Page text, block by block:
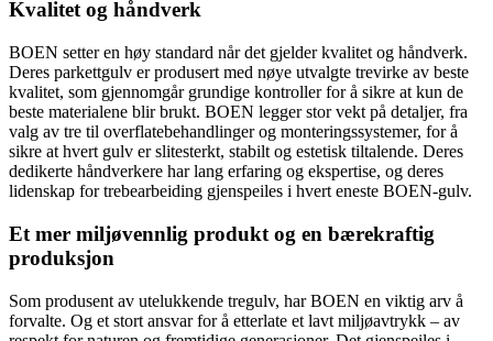
Kvalitet og håndverk
BOEN setter en høy standard når det gjelder kvalitet og håndverk.
Deres parkettgulv er produsert med nøye utvalgte trevirke av beste
kvalitet, som gjennomgår grundige kontroller for å sikre at kun de
beste materialene blir brukt. BOEN legger stor vekt på detaljer, fra
valg av tre til overflatebehandlinger og monteringssystemer, for å
sikre at hvert gulv er slitesterkt, stabilt og estetisk tiltalende. Deres
dedikerte håndverkere har lang erfaring og ekspertise, og deres
lidenskap for trebearbeiding gjenspeiles i hvert eneste BOEN-gulv.
Et mer miljøvennlig produkt og en bærekraftig
produksjon
Som produsent av utelukkende tregulv, har BOEN en viktig arv å
forvalte. Og et stort ansvar for å etterlate et lavt miljøavtrykk – av